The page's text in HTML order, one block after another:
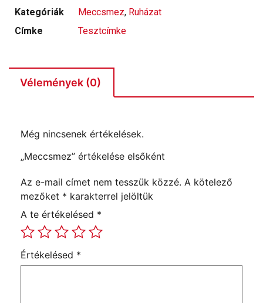
Kategóriák
Meccsmez, Ruházat
Címke
Tesztcímke
Vélemények (0)
Még nincsenek értékelések.
„Meccsmez” értékelése elsőként
Az e-mail címet nem tesszük közzé. A kötelező
mezőket * karakterrel jelöltük
A te értékelésed *
Értékelésed *